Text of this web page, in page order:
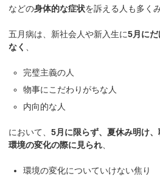
などの身体的な症状を訴える人も多く
五月病は、新社会人や新入生に5月に
なく
完璧主義の人
物事にこだわりがちな人
内向的な人
において、5月に限らず、夏休み明け
環境の変化の際に見られ
環境の変化についていけない焦り